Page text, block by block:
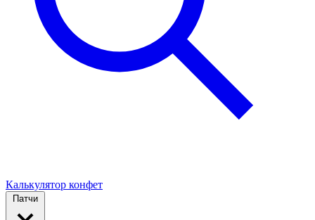
Калькулятор конфет
Патчи